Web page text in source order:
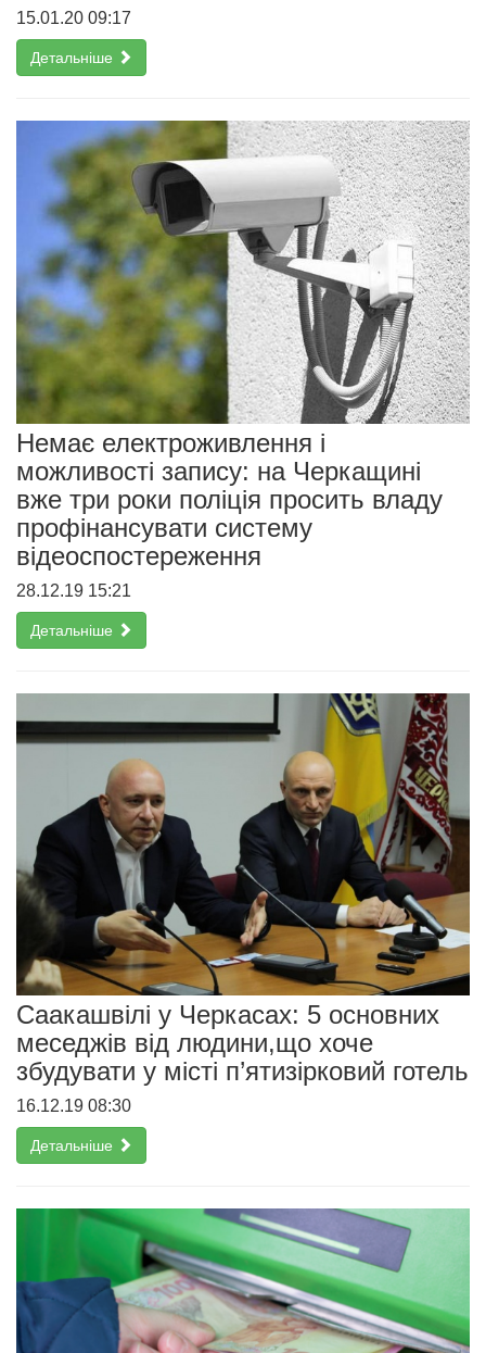
15.01.20 09:17
Детальніше
Немає електроживлення і
можливості запису: на Черкащині
вже три роки поліція просить владу
профінансувати систему
відеоспостереження
28.12.19 15:21
Детальніше
Cаакашвілі у Черкасах: 5 основних
меседжів від людини,що хоче
збудувати у місті п’ятизірковий готель
16.12.19 08:30
Детальніше